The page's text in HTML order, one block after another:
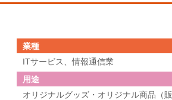
業種
ITサービス、情報通信業
用途
オリジナルグッズ・オリジナル商品（販